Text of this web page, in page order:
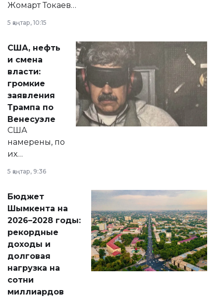
Жомарт Токаев
сразу несколько
актуальных тем —
от слухов о
политических
реформах до
вопросов армии,
экономики и
личного здоровья.
5 қаңтар, 10:15
США, нефть
и смена
власти:
громкие
заявления
Трампа по
Венесуэле
США
намерены, по
их
принести
народу
Венесуэлы.
5 қаңтар, 9:36
Бюджет
Шымкента на
2026–2028 годы:
рекордные
доходы и
долговая
нагрузка на
сотни
миллиардов